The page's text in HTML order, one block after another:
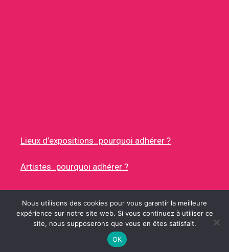
Lieux d’expositions_pourquoi adhérer ?
Artistes_pourquoi adhérer ?
© 2026 RUES DES ARTISTES• CONSTRUIT AVEC
GENERATEPRESS
Nous utilisons des cookies pour vous garantir la meilleure
expérience sur notre site web. Si vous continuez à utiliser ce
site, nous supposerons que vous en êtes satisfait.
OK